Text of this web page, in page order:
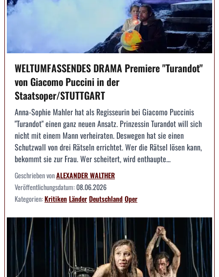
WELTUMFASSENDES DRAMA Premiere "Turandot"
von Giacomo Puccini in der
Staatsoper/STUTTGART
Anna-Sophie Mahler hat als Regisseurin bei Giacomo Puccinis
"Turandot" einen ganz neuen Ansatz. Prinzessin Turandot will sich
nicht mit einem Mann verheiraten. Deswegen hat sie einen
Schutzwall von drei Rätseln errichtet. Wer die Rätsel lösen kann,
bekommt sie zur Frau. Wer scheitert, wird enthaupte...
Geschrieben vonALEXANDER WALTHER
Veröffentlichungsdatum:08.06.2026
Kategorien:KritikenLänderDeutschlandOper